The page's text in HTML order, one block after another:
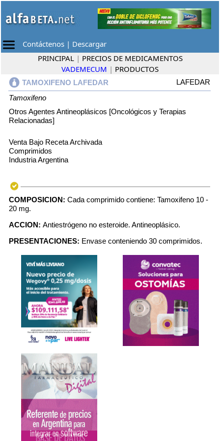
Contáctenos | Descargar
PRINCIPAL | PRECIOS DE MEDICAMENTOS
VADEMECUM | PRODUCTOS
TAMOXIFENO LAFEDAR
LAFEDAR
Tamoxifeno
Otros Agentes Antineoplásicos [Oncológicos y Terapias
Relacionadas]
Venta Bajo Receta Archivada
Comprimidos
Industria Argentina
COMPOSICION: Cada comprimido contiene: Tamoxifeno 10 -
20 mg.
ACCION: Antiestrógeno no esteroide. Antineoplásico.
PRESENTACIONES: Envase conteniendo 30 comprimidos.